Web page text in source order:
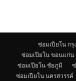
ซ่อมเปียโน ก
ซ่อมเปียโน ขอนแก่น
ซ่อมเปียโน ชัยภูมิ
ซ่อมเปียโน นครสวรรค์